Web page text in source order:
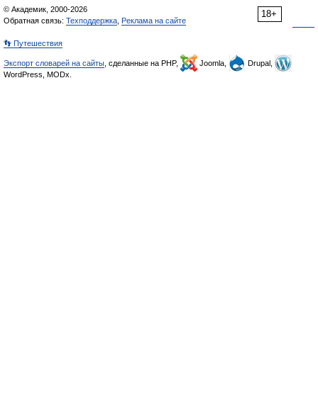
18+
© Академик, 2000-2026
Обратная связь: Техподдержка Реклама на сайте
👣 Путешествия
Экспорт словарей на сайты , сделанные на PHP, Joomla,
Drupal,
WordPress, MODx.